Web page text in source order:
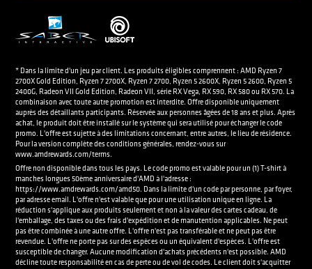
* Dans la limite d'un jeu par client. Les produits éligibles comprennent : AMD Ryzen 7
2700X Gold Edition, Ryzen 7 2700X, Ryzen 7 2700, Ryzen 5 2600X, Ryzen 5 2600, Ryzen 5
2400G, Radeon VII Gold Edition, Radeon VII, série RX Vega, RX 590, RX 580 ou RX 570. La
combinaison avec toute autre promotion est interdite. Offre disponible uniquement
auprès des détaillants participants. Réservée aux personnes âgées de 18 ans et plus. Après
achat, le produit doit être installé sur le système qui sera utilisé pour échanger le code
promo. L'offre est sujette à des limitations concernant, entre autres, le lieu de résidence.
Pour la version complète des conditions générales, rendez-vous sur
www.amdrewards.com/terms.
Offre non disponible dans tous les pays. Le code promo est valable pour un (1) T-shirt à
manches longues 50ème anniversaire d'AMD à l'adresse :
https://www.amdrewards.com/amd50. Dans la limite d'un code par personne, par foyer,
par adresse email. L'offre n'est valable que pour une utilisation unique en ligne. La
réduction s'applique aux produits seulement et non à la valeur des cartes cadeau, de
l'emballage, des taxes ou des frais d'expédition et de manutention applicables. Ne peut
pas être combinée à une autre offre. L'offre n'est pas transférable et ne peut pas être
revendue. L'offre ne porte pas sur des espèces ou un équivalent d'espèces. L'offre est
susceptible de changer. Aucune modification d'achats précédents n'est possible. AMD
décline toute responsabilité en cas de perte ou de vol de codes. Le client doit s'acquitter